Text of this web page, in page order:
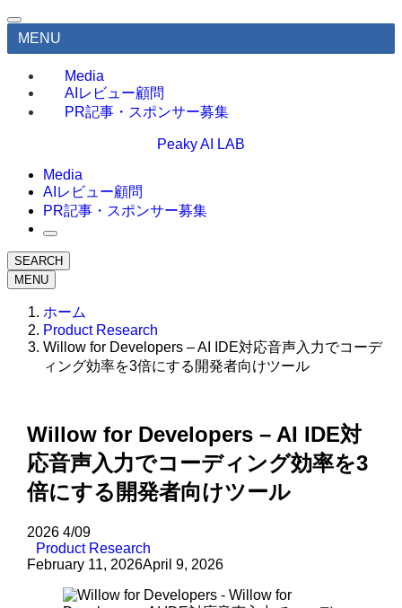
MENU
Media
AIレビュー顧問
PR記事・スポンサー募集
Peaky AI LAB
Media
AIレビュー顧問
PR記事・スポンサー募集
SEARCH
MENU
ホーム
Product Research
Willow for Developers – AI IDE対応音声入力でコーデ
ィング効率を3倍にする開発者向けツール
Willow for Developers – AI IDE対
応音声入力でコーディング効率を3
倍にする開発者向けツール
2026 4/09
Product Research
February 11, 2026April 9, 2026